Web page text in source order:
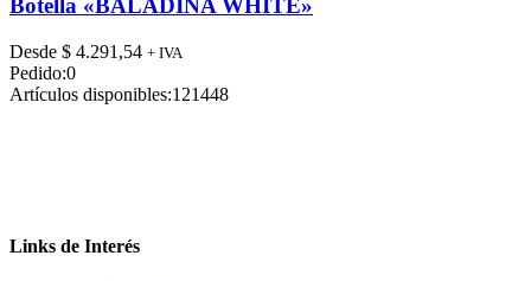
variantes.
opciones
Botella «BALADINA WHITE»
Desde $ 4.291,54 + IVA
Pedido:0
Artículos disponibles:121448
Links de Interés